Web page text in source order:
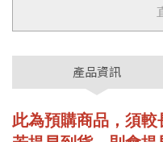
產品資訊
此為預購商品，須